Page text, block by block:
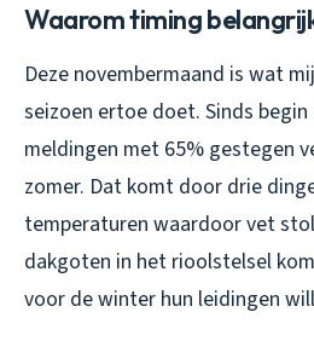
Waarom timing
Deze novembermaand is wat
seizoen ertoe doet. Sinds
meldingen met 65% gestegen
zomer. Dat komt door drie
temperaturen waardoor vet
dakgoten in het rioolstelsel
voor de winter hun leidingen